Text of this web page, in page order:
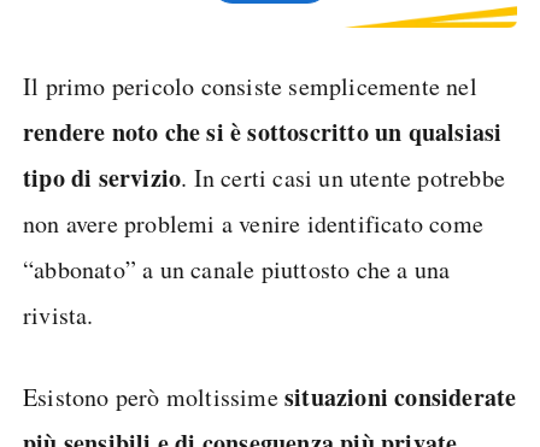
Il primo pericolo consiste semplicemente nel
rendere noto che si è sottoscritto un qualsiasi
tipo di servizio. In certi casi un utente potrebbe
non avere problemi a venire identificato come
“abbonato” a un canale piuttosto che a una
rivista.
Esistono però moltissimesituazioni considerate